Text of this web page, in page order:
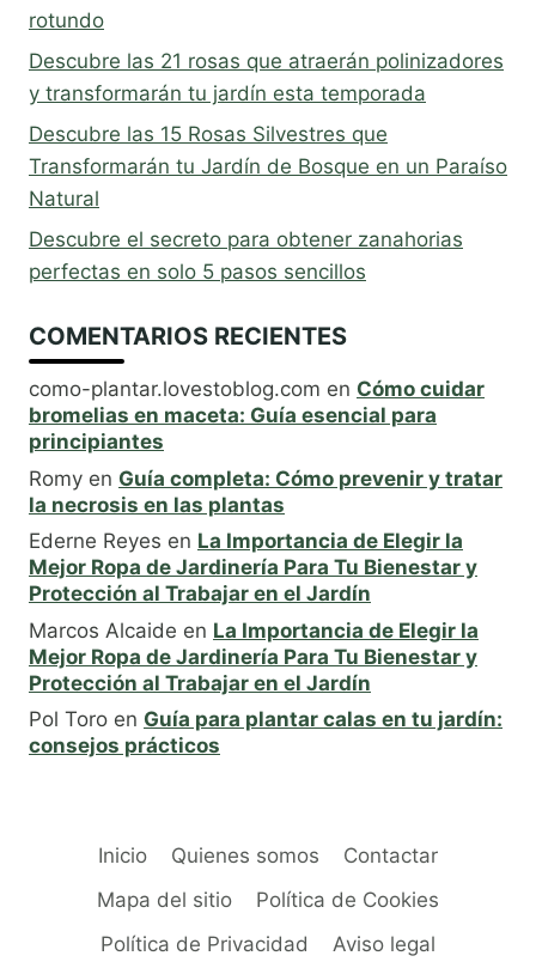
rotundo
Descubre las 21 rosas que atraerán polinizadores
y transformarán tu jardín esta temporada
Descubre las 15 Rosas Silvestres que
Transformarán tu Jardín de Bosque en un Paraíso
Natural
Descubre el secreto para obtener zanahorias
perfectas en solo 5 pasos sencillos
COMENTARIOS RECIENTES
como-plantar.lovestoblog.com en Cómo cuidar
bromelias en maceta: Guía esencial para
principiantes
Romy en Guía completa: Cómo prevenir y tratar
la necrosis en las plantas
Ederne Reyes en La Importancia de Elegir la
Mejor Ropa de Jardinería Para Tu Bienestar y
Protección al Trabajar en el Jardín
Marcos Alcaide en La Importancia de Elegir la
Mejor Ropa de Jardinería Para Tu Bienestar y
Protección al Trabajar en el Jardín
Pol Toro en Guía para plantar calas en tu jardín:
consejos prácticos
Inicio Quienes somos
Contactar
Mapa del sitio
Política de Cookies
Política de Privacidad
Aviso legal